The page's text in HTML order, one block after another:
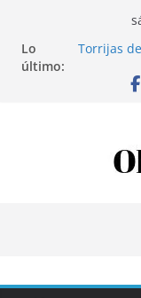
contenido
Lo
último:
Torrijas
Bandeja